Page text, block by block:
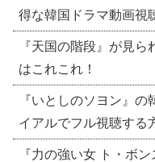
得な韓国ドラマ動画視
『天国の階段』が見
はこれこれ！
『いとしのソヨン』
イアルでフル視聴する
『力の強い女 ト・ボ